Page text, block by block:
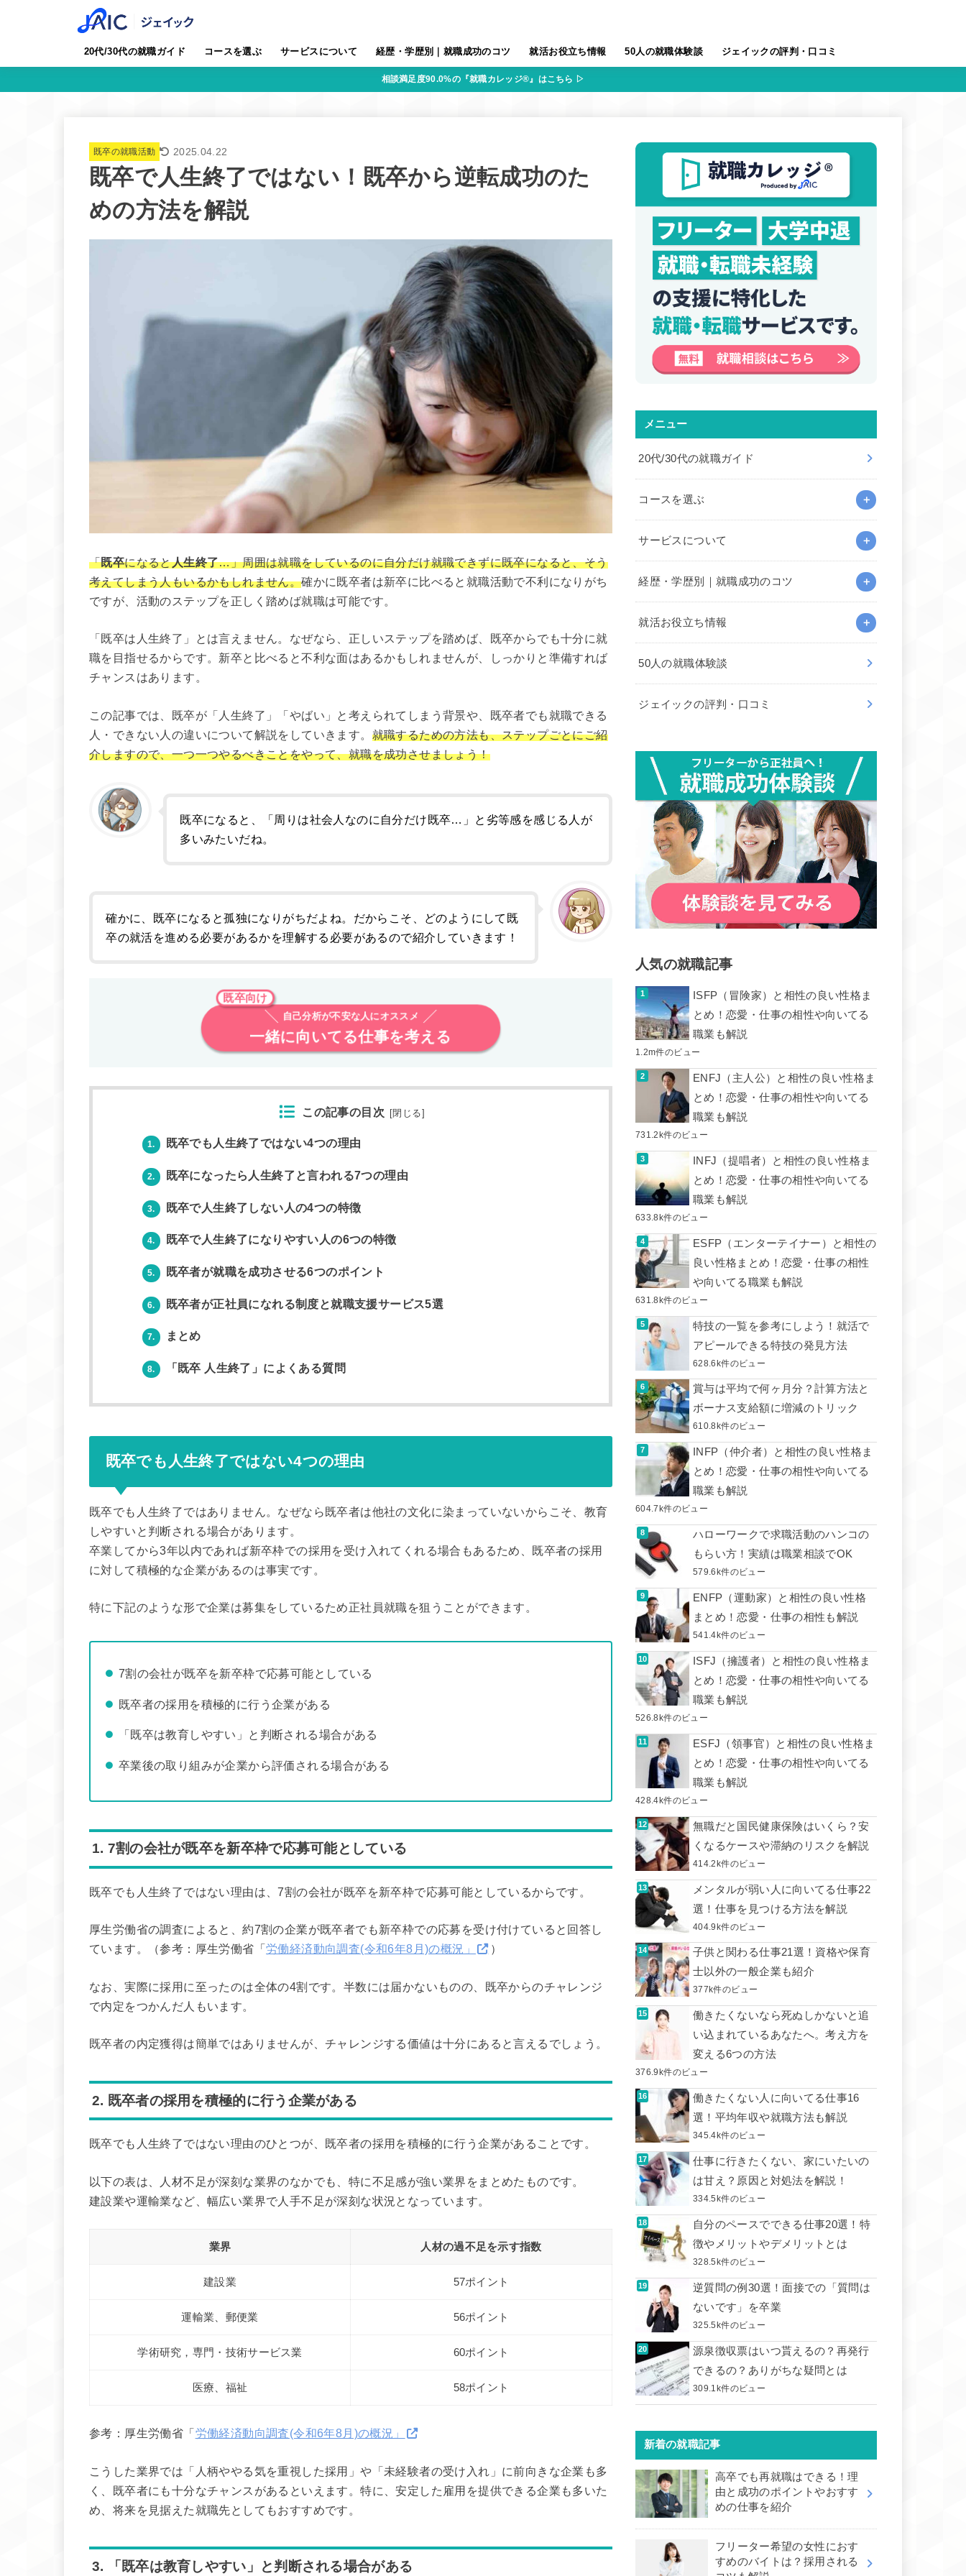
20代/30代の就職ガイド コースを選ぶ サービスについて 経歴・学歴別｜就職成功のコツ 就活お役立ち情報 50人の就職体験談 ジェイックの評判・口コミ
相談満足度90.0%の『就職カレッジ®』はこちら ▷
既卒の就職活動 2025.04.22
既卒で人生終了ではない！既卒から逆転成功のた
めの方法を解説
「既卒になると人生終了…」周囲は就職をしているのに自分だけ就職できずに既卒になると、そう
考えてしまう人もいるかもしれません。確かに既卒者は新卒に比べると就職活動で不利になりがち
ですが、活動のステップを正しく踏めば就職は可能です。
「既卒は人生終了」とは言えません。なぜなら、正しいステップを踏めば、既卒からでも十分に就
職を目指せるからです。新卒と比べると不利な面はあるかもしれませんが、しっかりと準備すれば
チャンスはあります。
この記事では、既卒が「人生終了」「やばい」と考えられてしまう背景や、既卒者でも就職できる
人・できない人の違いについて解説をしていきます。 就職するための方法も、ステップごとにご紹
介しますので、一つ一つやるべきことをやって、就職を成功させましょう！
既卒になると、「周りは社会人なのに自分だけ既卒…」と劣等感を感じる人が
多いみたいだね。
確かに、既卒になると孤独になりがちだよね。だからこそ、どのようにして既
卒の就活を進める必要があるかを理解する必要があるので紹介していきます！
既卒向け
自己分析が不安な人にオススメ
一緒に向いてる仕事を考える
この記事の目次 [閉じる]
1. 既卒でも人生終了ではない4つの理由
2. 既卒になったら人生終了と言われる7つの理由
3. 既卒で人生終了しない人の4つの特徴
4. 既卒で人生終了になりやすい人の6つの特徴
5. 既卒者が就職を成功させる6つのポイント
6. 既卒者が正社員になれる制度と就職支援サービス5選
7. まとめ
8. 「既卒 人生終了」によくある質問
既卒でも人生終了ではない4つの理由
既卒でも人生終了ではありません。なぜなら既卒者は他社の文化に染まっていないからこそ、教育
しやすいと判断される場合があります。
卒業してから3年以内であれば新卒枠での採用を受け入れてくれる場合もあるため、既卒者の採用
に対して積極的な企業があるのは事実です。
特に下記のような形で企業は募集をしているため正社員就職を狙うことができます。
7割の会社が既卒を新卒枠で応募可能としている
既卒者の採用を積極的に行う企業がある
「既卒は教育しやすい」と判断される場合がある
卒業後の取り組みが企業から評価される場合がある
1. 7割の会社が既卒を新卒枠で応募可能としている
既卒でも人生終了ではない理由は、7割の会社が既卒を新卒枠で応募可能としているからです。
厚生労働省の調査によると、約7割の企業が既卒者でも新卒枠での応募を受け付けていると回答し
ています。（参考：厚生労働省「 労働経済動向調査(令和6年8月)の概況」 ）
なお、実際に採用に至ったのは全体の4割です。半数には届かないものの、既卒からのチャレンジ
で内定をつかんだ人もいます。
既卒者の内定獲得は簡単ではありませんが、チャレンジする価値は十分にあると言えるでしょう。
2. 既卒者の採用を積極的に行う企業がある
既卒でも人生終了ではない理由のひとつが、既卒者の採用を積極的に行う企業があることです。
以下の表は、人材不足が深刻な業界のなかでも、特に不足感が強い業界をまとめたものです。
建設業や運輸業など、幅広い業界で人手不足が深刻な状況となっています。
業界 人材の過不足を示す指数
建設業 57ポイント
運輸業、郵便業 56ポイント
学術研究，専門・技術サービス業 60ポイント
医療、福祉 58ポイント
参考：厚生労働省「 労働経済動向調査(令和6年8月)の概況」
こうした業界では「人柄ややる気を重視した採用」や「未経験者の受け入れ」に前向きな企業も多
く、既卒者にも十分なチャンスがあるといえます。特に、安定した雇用を提供できる企業も多いた
め、将来を見据えた就職先としてもおすすめです。
3. 「既卒は教育しやすい」と判断される場合がある
メニュー
20代/30代の就職ガイド
コースを選ぶ
サービスについて
経歴・学歴別｜就職成功のコツ
就活お役立ち情報
50人の就職体験談
ジェイックの評判・口コミ
人気の就職記事
ISFP（冒険家）と相性の良い性格ま
とめ！恋愛・仕事の相性や向いてる
職業も解説
1.2m件のビュー
ENFJ（主人公）と相性の良い性格ま
とめ！恋愛・仕事の相性や向いてる
職業も解説
731.2k件のビュー
INFJ（提唱者）と相性の良い性格ま
とめ！恋愛・仕事の相性や向いてる
職業も解説
633.8k件のビュー
ESFP（エンターテイナー）と相性の
良い性格まとめ！恋愛・仕事の相性
や向いてる職業も解説
631.8k件のビュー
特技の一覧を参考にしよう！就活で
アピールできる特技の発見方法
628.6k件のビュー
賞与は平均で何ヶ月分？計算方法と
ボーナス支給額に増減のトリック
610.8k件のビュー
INFP（仲介者）と相性の良い性格ま
とめ！恋愛・仕事の相性や向いてる
職業も解説
604.7k件のビュー
ハローワークで求職活動のハンコの
もらい方！実績は職業相談でOK
579.6k件のビュー
ENFP（運動家）と相性の良い性格
まとめ！恋愛・仕事の相性も解説
541.4k件のビュー
ISFJ（擁護者）と相性の良い性格ま
とめ！恋愛・仕事の相性や向いてる
職業も解説
526.8k件のビュー
ESFJ（領事官）と相性の良い性格ま
とめ！恋愛・仕事の相性や向いてる
職業も解説
428.4k件のビュー
無職だと国民健康保険はいくら？安
くなるケースや滞納のリスクを解説
414.2k件のビュー
メンタルが弱い人に向いてる仕事22
選！仕事を見つける方法を解説
404.9k件のビュー
子供と関わる仕事21選！資格や保育
士以外の一般企業も紹介
377k件のビュー
働きたくないなら死ぬしかないと追
い込まれているあなたへ。考え方を
変える6つの方法
376.9k件のビュー
働きたくない人に向いてる仕事16
選！平均年収や就職方法も解説
345.4k件のビュー
仕事に行きたくない、家にいたいの
は甘え？原因と対処法を解説！
334.5k件のビュー
自分のペースでできる仕事20選！特
徴やメリットやデメリットとは
328.5k件のビュー
逆質問の例30選！面接での「質問は
ないです」を卒業
325.5k件のビュー
源泉徴収票はいつ貰えるの？再発行
できるの？ありがちな疑問とは
309.1k件のビュー
新着の就職記事
高卒でも再就職はできる！理
由と成功のポイントやおすす
めの仕事を紹介
フリーター希望の女性におす
すめのバイトは？採用される